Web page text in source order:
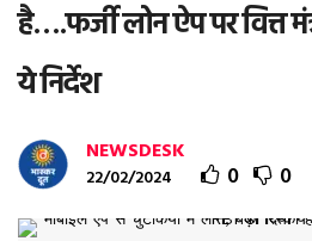
है….फर्जी लोन ऐप पर वित्त
ये निर्देश
NEWSDESK
22/02/2024 0 0